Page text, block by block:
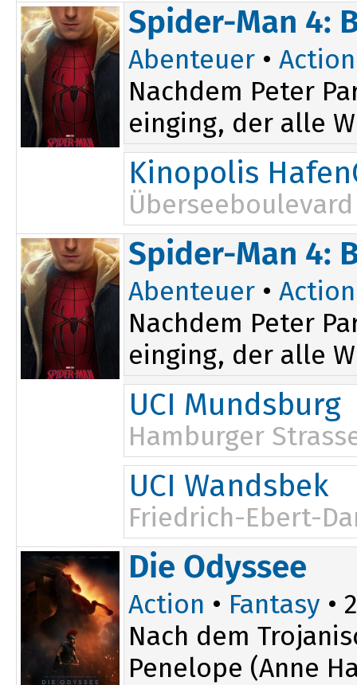
Spider-Man 4:
Abenteuer • Action
Nachdem Peter
einging, der alle
Kinopolis
Überseeboulevard
Spider-Man 4:
Abenteuer • Action
Nachdem Peter
einging, der alle
UCI Mundsburg
Hamburger
UCI Wandsbek
Friedrich-Ebert-
Die Odyssee
Action • Fantasy •
Nach dem
Penelope (Anne